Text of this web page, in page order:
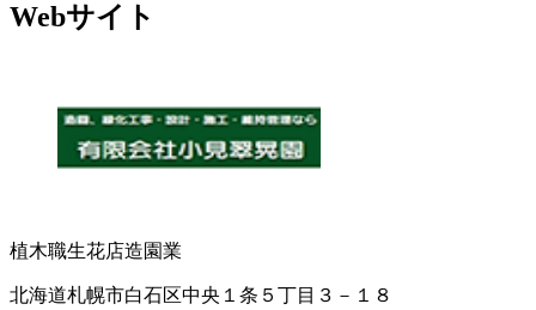
Webサイト
植木職生花店造園業
北海道札幌市白石区中央１条５丁目３－１８